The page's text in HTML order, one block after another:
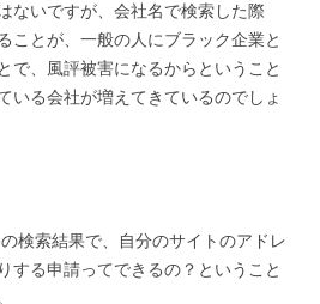
ないですが、会社名で検索した際
ことが、一般の人にブラック企業と
で、風評被害になるからということ
いる会社が増えてきているのでしょ
検索結果で、自分のサイトのアドレ
する申請ってできるの？ということ